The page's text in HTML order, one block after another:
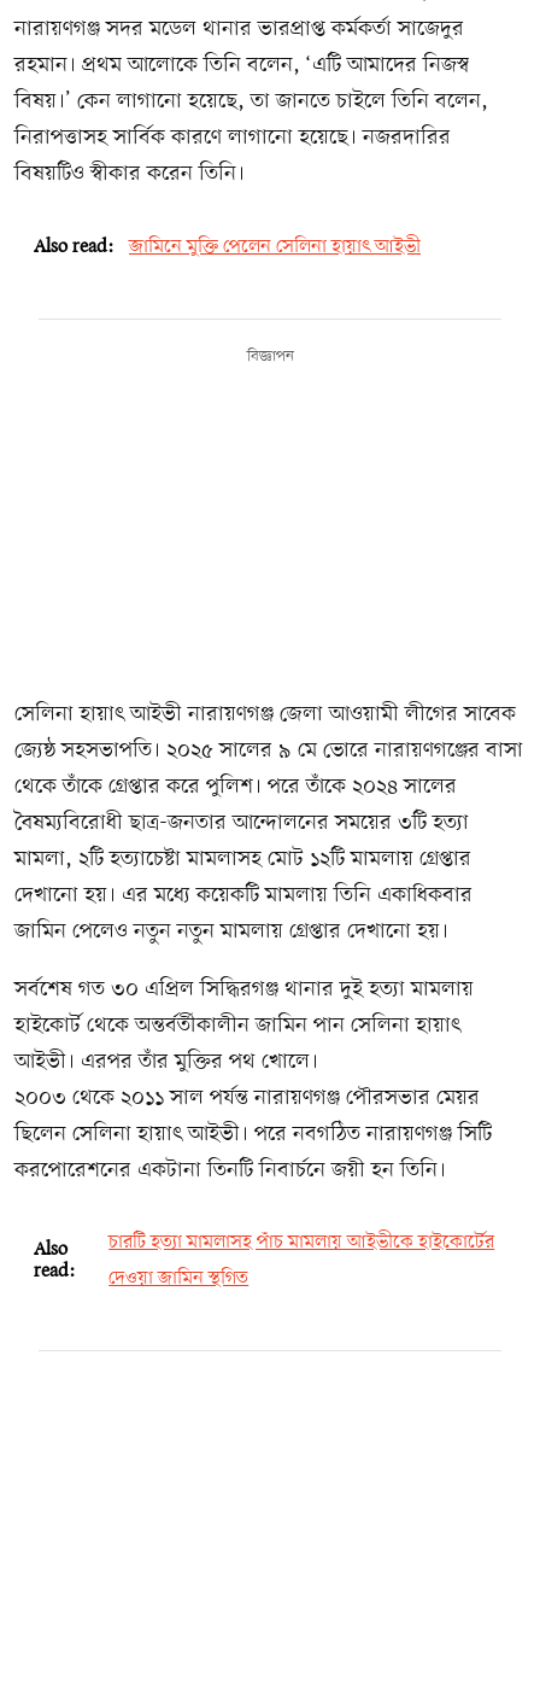
নারায়ণগঞ্জ সদর মডেল থানার ভারপ্রাপ্ত কর্মকর্তা সাজেদুর
রহমান। প্রথম আলোকে তিনি বলেন, ‘এটি আমাদের নিজস্ব
বিষয়।’ কেন লাগানো হয়েছে, তা জানতে চাইলে তিনি বলেন,
নিরাপত্তাসহ সার্বিক কারণে লাগানো হয়েছে। নজরদারির
বিষয়টিও স্বীকার করেন তিনি।
Also read: জামিনে মুক্তি পেলেন সেলিনা হায়াৎ আইভী
বিজ্ঞাপন
সেলিনা হায়াৎ আইভী নারায়ণগঞ্জ জেলা আওয়ামী লীগের সাবেক
জ্যেষ্ঠ সহসভাপতি। ২০২৫ সালের ৯ মে ভোরে নারায়ণগঞ্জের বাসা
থেকে তাঁকে গ্রেপ্তার করে পুলিশ। পরে তাঁকে ২০২৪ সালের
বৈষম্যবিরোধী ছাত্র-জনতার আন্দোলনের সময়ের ৩টি হত্যা
মামলা, ২টি হত্যাচেষ্টা মামলাসহ মোট ১২টি মামলায় গ্রেপ্তার
দেখানো হয়। এর মধ্যে কয়েকটি মামলায় তিনি একাধিকবার
জামিন পেলেও নতুন নতুন মামলায় গ্রেপ্তার দেখানো হয়।
সর্বশেষ গত ৩০ এপ্রিল সিদ্ধিরগঞ্জ থানার দুই হত্যা মামলায়
হাইকোর্ট থেকে অন্তর্বর্তীকালীন জামিন পান সেলিনা হায়াৎ
আইভী। এরপর তাঁর মুক্তির পথ খোলে।
২০০৩ থেকে ২০১১ সাল পর্যন্ত নারায়ণগঞ্জ পৌরসভার মেয়র
ছিলেন সেলিনা হায়াৎ আইভী। পরে নবগঠিত নারায়ণগঞ্জ সিটি
করপোরেশনের একটানা তিনটি নিবার্চনে জয়ী হন তিনি।
Also
read:
চারটি হত্যা মামলাসহ পাঁচ মামলায় আইভীকে হাইকোর্টের
দেওয়া জামিন স্থগিত